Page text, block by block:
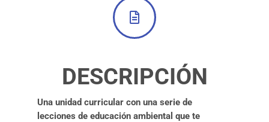
DESCRIPCIÓN
Una unidad curricular con una serie de
lecciones de educación ambiental que te